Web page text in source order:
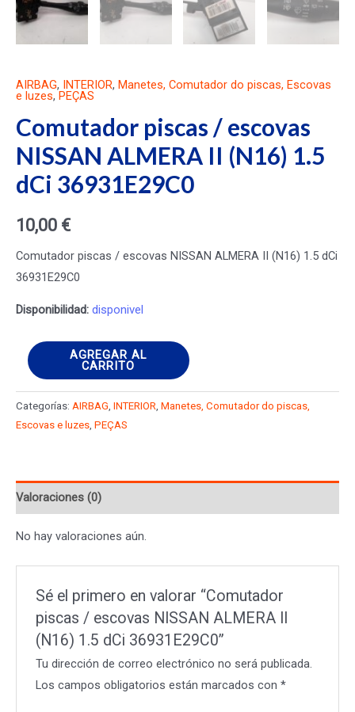
AIRBAG, INTERIOR, Manetes, Comutador do piscas, Escovas
e luzes, PEÇAS
Comutador piscas / escovas
NISSAN ALMERA II (N16) 1.5
dCi 36931E29C0
10,00 €
Comutador piscas / escovas NISSAN ALMERA II (N16) 1.5 dCi
36931E29C0
Disponibilidad: disponivel
Comutador
piscas
/
escovas
II
(N16)
dCi
36931E29C0
cantidad
AGREGAR AL
CARRITO
Categorías: AIRBAG, INTERIOR, Manetes, Comutador do piscas,
Escovas e luzes, PEÇAS
Valoraciones (0)
No hay valoraciones aún.
Sé el primero en valorar “Comutador
piscas / escovas NISSAN ALMERA II
(N16) 1.5 dCi 36931E29C0”
Tu dirección de correo electrónico no será publicada.
Los campos obligatorios están marcados con*